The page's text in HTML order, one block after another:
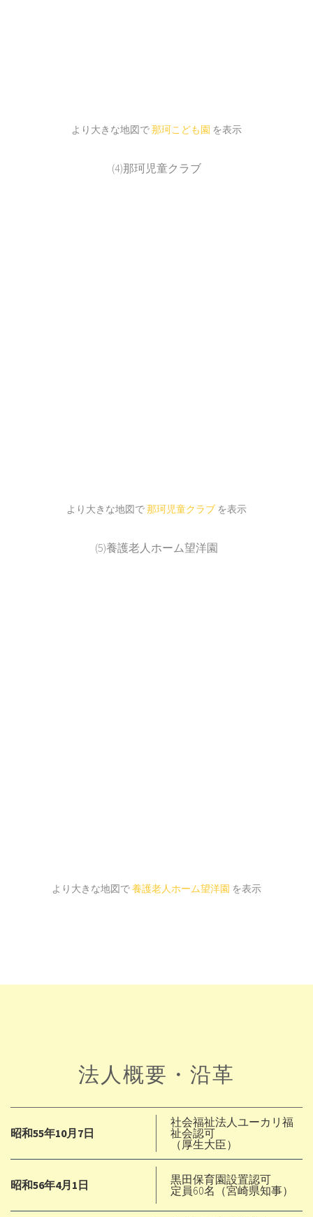
より大きな地図で那珂こども園 を表示
(4)那珂児童クラブ
より大きな地図で那珂児童クラブ を表示
(5)養護老人ホーム望洋園
より大きな地図で養護老人ホーム望洋園 を表示
法人概要・沿革
昭和55年10月7日
社会福祉法人ユーカリ福
祉会認可
（厚生大臣）
昭和56年4月1日
黒田保育園設置認可
定員60名（宮崎県知事）